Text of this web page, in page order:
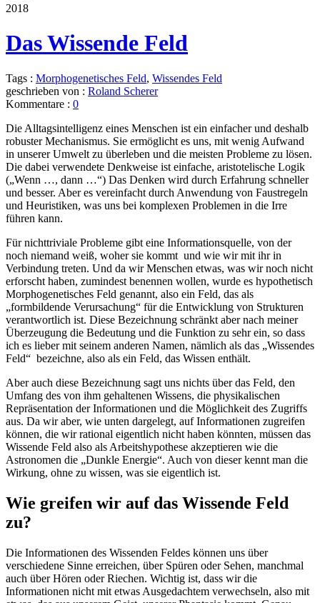
2018
Das Wissende Feld
Tags : Morphogenetisches Feld, Wissendes Feld
geschrieben von : Roland Scherer
Kommentare : 0
Die Alltagsintelligenz eines Menschen ist ein einfacher und deshalb
robuster Mechanismus. Sie ermöglicht es uns, mit wenig Aufwand
in unserer Umwelt zu überleben und die meisten Probleme zu lösen.
Die dabei verwendete Denkweise ist einfache, aristotelische Logik
(„Wenn …, dann …“) Das Denken wird durch Erfahrung schneller
und besser. Aber es vereinfacht durch Anwendung von Faustregeln
und Heuristiken, was uns bei komplexen Problemen in die Irre
führen kann.
Für nichttriviale Probleme gibt eine Informationsquelle, von der
noch niemand weiß, woher sie kommt und wie wir mit ihr in
Verbindung treten. Und da wir Menschen etwas, was wir noch nicht
erforscht haben, zumindest benennen wollen, wurde es hypothetisch
Morphogenetisches Feld genannt, also ein Feld, das als
„formbildende Verursachung“ für die Entwicklung von Strukturen
verantwortlich ist. Diese Bezeichnung schränkt aber nach meiner
Überzeugung die Bedeutung und die Funktion zu sehr ein, so dass
ich es lieber mit seinem anderen Namen, nämlich als das „Wissendes
Feld“ bezeichne, also als ein Feld, das Wissen enthält.
Aber auch diese Bezeichnung sagt uns nichts über das Feld, den
Umfang des von ihm gehaltenen Wissens, die physikalischen
Repräsentation der Informationen und die Möglichkeit des Zugriffs
aus. Da wir aber, wie unten dargelegt, auf Informationen zugreifen
können, die wir rational eigentlich nicht haben könnten, müssen das
Wissende Feld also als Arbeitshypothese akzeptieren wie die
Astronomen die „Dunkle Energie“. Auch von dieser kennt man die
Wirkung, ohne zu wissen, was sie eigentlich ist.
Wie greifen wir auf das Wissende Feld
zu?
Die Informationen des Wissenden Feldes können uns über
verschiedene Sinne erreichen, über Spüren oder Sehen, manchmal
auch über Hören oder Riechen. Wichtig ist, dass wir die
Informationen nicht mit etwas Ausgedachtem verwechseln, also mit